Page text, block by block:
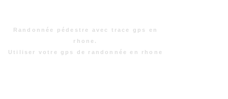
Randonnée pédestre avec trace gps en
rhone.
Utiliser votre gps de randonnée en rhone